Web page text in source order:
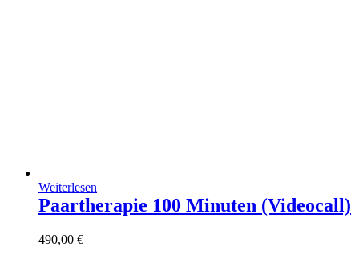
Weiterlesen
Paartherapie 100 Minuten (Videocall)
490,00 €